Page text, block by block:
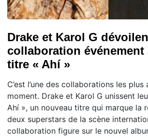
Drake et Karol G
collaboration événement
titre « Ahí »
C’est l’une des collaborations les
moment. Drake et Karol G unissent
Ahí », un nouveau titre qui marque la
deux superstars de la scène
collaboration figure sur le nouvel